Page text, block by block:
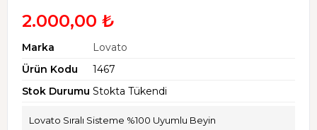
2.000,00 ₺
Marka
Lovato
Ürün Kodu
1467
Stok Durumu Stokta Tükendi
Lovato Sıralı Sisteme %100 Uyumlu Beyin